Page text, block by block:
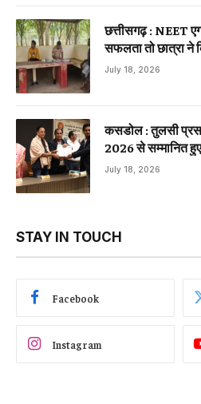
छत्तीसगढ़ : NEET
सफलता तो छात्रा ने
July 18, 2026
कसडोल : तुलसी
2026 से सम्मानित
July 18, 2026
STAY IN TOUCH
Facebook
Instagram